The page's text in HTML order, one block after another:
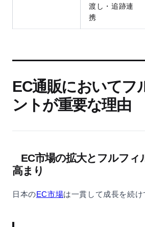
渡し・追跡連
携
EC通販においてフ
ントが重要な理由
EC市場の拡大とフルフィ
高まり
日本のEC市場は一貫して成長を続け